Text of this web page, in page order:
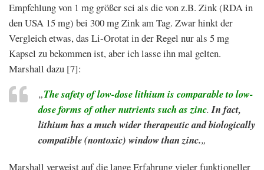
Empfehlung von 1 mg größer sei als die von z.B. Zink (RDA in
den USA 15 mg) bei 300 mg Zink am Tag. Zwar hinkt der
Vergleich etwas, das Li-Orotat in der Regel nur als 5 mg
Kapsel zu bekommen ist, aber ich lasse ihn mal gelten.
Marshall dazu [7]:
„The safety of low-dose lithium is comparable to low-
dose forms of other nutrients such as zinc.In fact,
lithium has a much wider therapeutic and biologically
compatible (nontoxic) window than zinc.„
Marshall verweist auf die lange Erfahrung vieler funktioneller